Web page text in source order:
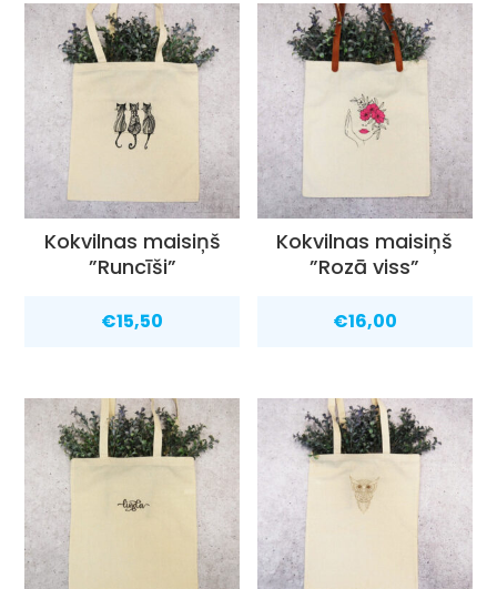
Kokvilnas maisiņš
”Runcīši”
€15,50
Kokvilnas maisiņš
”Rozā viss”
€16,00